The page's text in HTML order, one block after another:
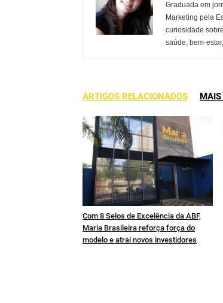
Graduada em
Marketing pela
curiosidade
saúde, bem-
ARTIGOS RELACIONADOS MAIS
Com 8 Selos de Excelência da ABF,
Maria Brasileira reforça força do
modelo e atrai novos investidores